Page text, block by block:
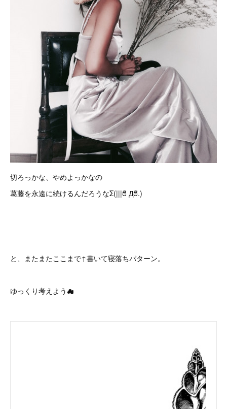
切ろっかな、やめよっかなの
葛藤を永遠に続けるんだろうなΣ(|||ಠิ Дಠิ.)
と、またまたここまで↑書いて寝落ちパターン。
ゆっくり考えよう☁︎